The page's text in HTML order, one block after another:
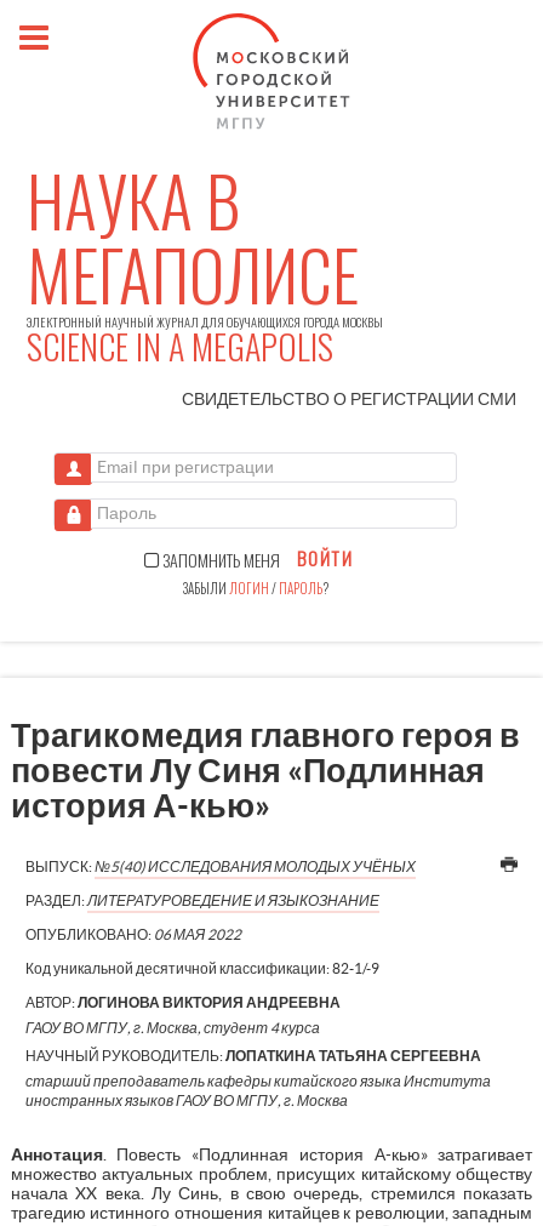
НАУКА В
МЕГАПОЛИСЕ
ЭЛЕКТРОННЫЙ НАУЧНЫЙ ЖУРНАЛ ДЛЯ ОБУЧАЮЩИХСЯ ГОРОДА МОСКВЫ
SCIENCE IN A MEGAPOLIS
СВИДЕТЕЛЬСТВО О РЕГИСТРАЦИИСМИ
Email при регистрации
Пароль
ЗАПОМНИТЬ МЕНЯ ВОЙТИ
ЗАБЫЛИ ЛОГИН/ПАРОЛЬ?
Трагикомедия главного героя в
повести Лу Синя «Подлинная
история А-кью»
ВЫПУСК:№5(40) ИССЛЕДОВАНИЯ МОЛОДЫХ УЧЁНЫХ
РАЗДЕЛ:ЛИТЕРАТУРОВЕДЕНИЕ И ЯЗЫКОЗНАНИЕ
ОПУБЛИКОВАНО: 06 МАЯ 2022
Код уникальной десятичной классификации:82-1/-9
АВТОР:ЛОГИНОВА ВИКТОРИЯ АНДРЕЕВНА
ГАОУ ВО МГПУ, г. Москва, студент 4 курса
НАУЧНЫЙ РУКОВОДИТЕЛЬ:ЛОПАТКИНА ТАТЬЯНА СЕРГЕЕВНА
старший преподаватель кафедры китайского языка Института
иностранных языков ГАОУ ВО МГПУ, г. Москва
Аннотация. Повесть «Подлинная история А-кью» затрагивает
множество актуальных проблем, присущих китайскому обществу
начала XX века. Лу Синь, в свою очередь, стремился показать
трагедию истинного отношения китайцев к революции, западным